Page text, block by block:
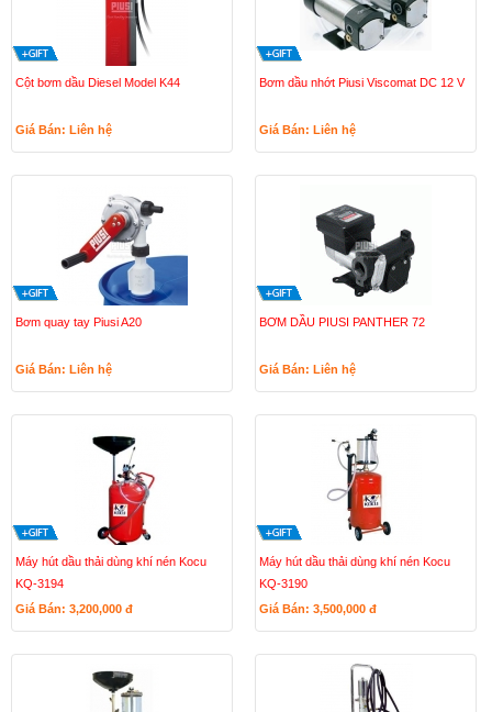
Cột bơm dầu Diesel Model K44
Giá Bán: Liên hệ
Bơm dầu nhớt Piusi Viscomat DC 12 V
Giá Bán: Liên hệ
Bơm quay tay Piusi A20
Giá Bán: Liên hệ
BƠM DẦU PIUSI PANTHER 72
Giá Bán: Liên hệ
Máy hút dầu thải dùng khí nén Kocu
KQ-3194
Giá Bán: 3,200,000 đ
Máy hút dầu thải dùng khí nén Kocu
KQ-3190
Giá Bán: 3,500,000 đ